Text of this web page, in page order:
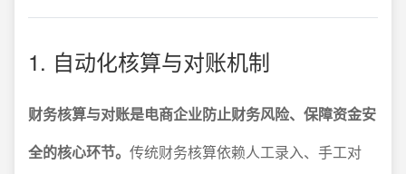
1. 自动化核算与对账机制
财务核算与对账是电商企业防止财务风险、保障资金安
全的核心环节。 传统财务核算依赖人工录入、手工对